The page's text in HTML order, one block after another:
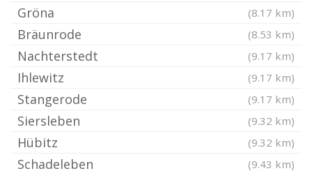
Gröna (8.17 km)
Bräunrode (8.53 km)
Nachterstedt (9.17 km)
Ihlewitz (9.17 km)
Stangerode (9.17 km)
Siersleben (9.32 km)
Hübitz (9.32 km)
Schadeleben (9.43 km)